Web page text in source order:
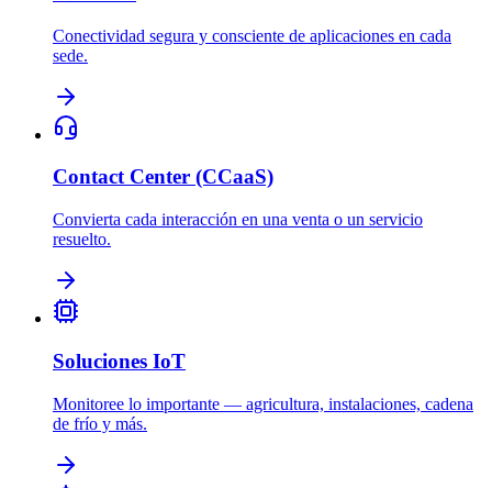
Conectividad segura y consciente de aplicaciones en cada
sede.
Contact Center (CCaaS)
Convierta cada interacción en una venta o un servicio
resuelto.
Soluciones IoT
Monitoree lo importante — agricultura, instalaciones, cadena
de frío y más.